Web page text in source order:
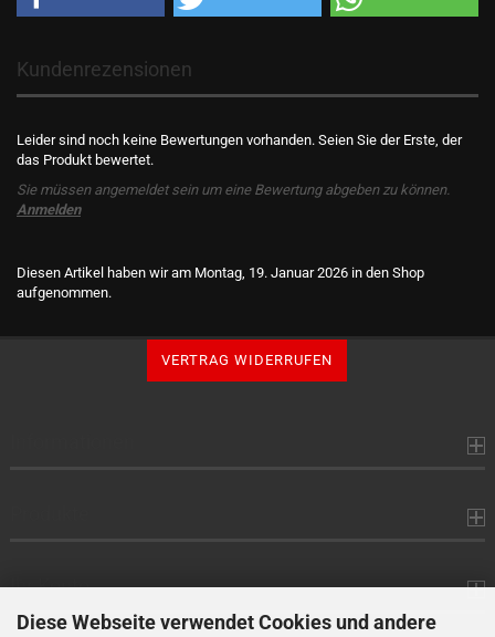
Diese Webseite verwendet Cookies und andere
Kundenrezensionen
Leider sind noch keine Bewertungen vorhanden. Seien Sie der Erste, der
das Produkt bewertet.
Sie müssen angemeldet sein um eine Bewertung abgeben zu können.
Anmelden
Diesen Artikel haben wir am Montag, 19. Januar 2026 in den Shop
aufgenommen.
VERTRAG WIDERRUFEN
Ihr Konto